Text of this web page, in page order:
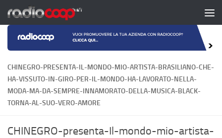
Salta al contenuto
CHINEGRO-PRESENTA-IL-MONDO-MIO-ARTISTA-BRASILIANO-CHE-
HA-VISSUTO-IN-GIRO-PER-IL-MONDO-HA-LAVORATO-NELLA-
MODA-MA-DA-SEMPRE-INNAMORATO-DELLA-MUSICA-BLACK-
TORNA-AL-SUO-VERO-AMORE
CHINEGRO-presenta-Il-mondo-mio-artista-